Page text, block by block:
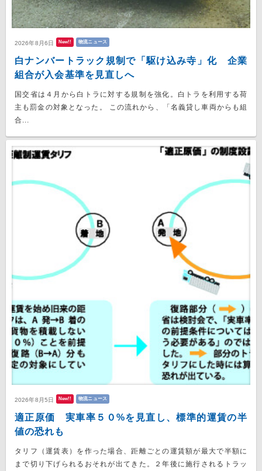
2026年8月6日 New!! 物流ニュース
白ナンバートラック規制で「駆け込み寺」化 企業
組合が入会基準を見直しへ
国交省は４月から白トラに対する規制を強化。白トラを利用する荷
主も罰金の対象となった。 この流れから、「名義貸し車両からも組
合...
2026年8月5日 New!! 物流ニュース
適正原価 実車率５０%を見直し、標準的運賃の半
値の恐れも
タリフ（運賃表）を作った場合、距離ごとの運賃額が最大で半額に
まで切り下げられるおそれが出てきた。２年後に施行されるトラッ